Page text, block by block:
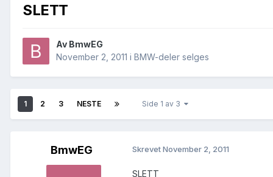
SLETT
Av BmwEG
November 2, 2011 i BMW-deler selges
1 2 3 NESTE Side 1 av 3
BmwEG SkrevetNovember 2, 2011
SLETT